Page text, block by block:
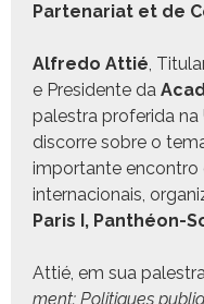
Parte­nar­i­at et de
Alfre­do Attié,
e Pres­i­dente da
palestra pro­feri­da na
dis­corre sobre o
impor­tante encon­tro
inter­na­cionais,
Paris I, Pan­théon-
Attié, em sua
ment: Poli­tiques